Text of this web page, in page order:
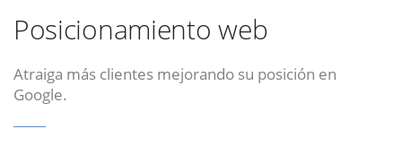
Posicionamiento web
Atraiga más clientes mejorando su posición en
Google.